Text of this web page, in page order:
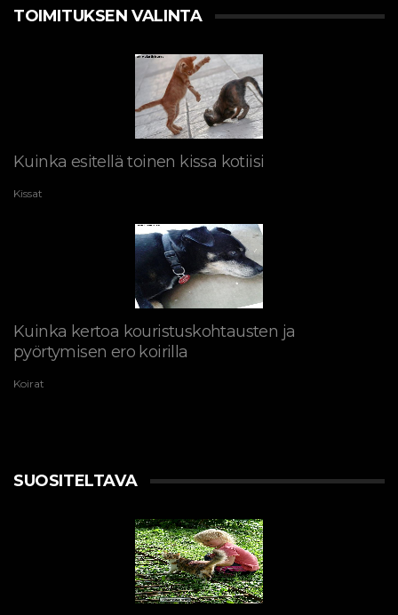
TOIMITUKSEN VALINTA
Kuinka esitellä toinen kissa kotiisi
Kissat
Kuinka kertoa kouristuskohtausten ja
pyörtymisen ero koirilla
Koirat
SUOSITELTAVA